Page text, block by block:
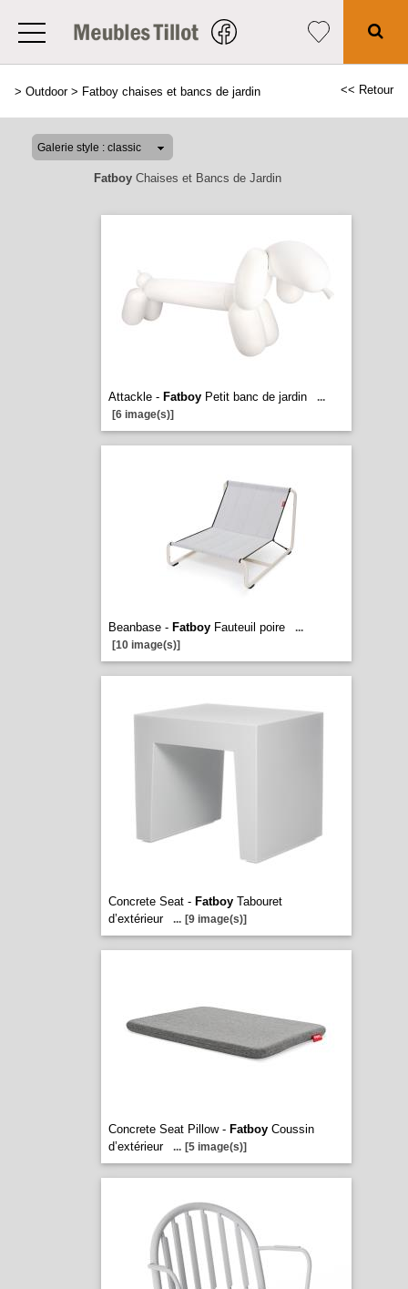
> Outdoor> Fatboy chaises et bancs de jardin << Retour
FatboyChaises et Bancs de Jardin
Attackle - FatboyPetit banc de jardin
...
[6 image(s)]
Beanbase - FatboyFauteuil poire
...
[10 image(s)]
Concrete Seat - FatboyTabouret
d’extérieur
... [9 image(s)]
Concrete Seat Pillow - FatboyCoussin
d’extérieur
... [5 image(s)]